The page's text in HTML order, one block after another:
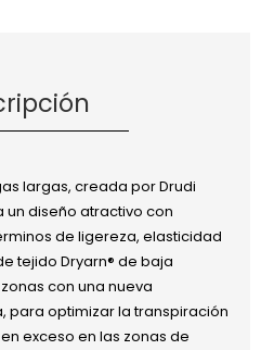
largas, creada por Drudi
diseño atractivo con
de ligereza, elasticidad
tejido Dryarn® de baja
con una nueva
para optimizar la transpiración
exceso en las zonas de